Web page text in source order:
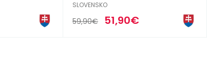
SLOVENSKO
59,90€ 51,90€